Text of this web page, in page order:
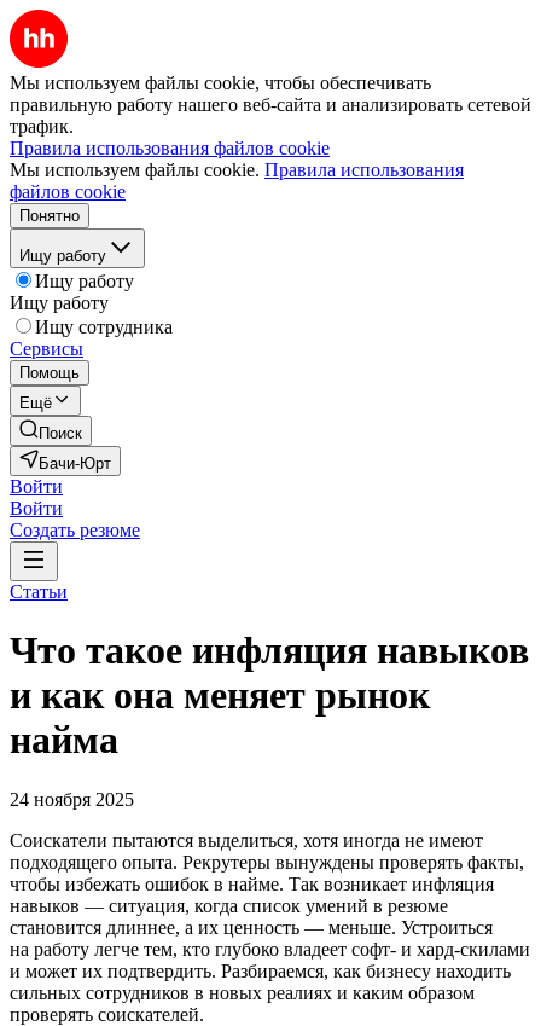
Мы используем файлы cookie, чтобы обеспечивать
правильную работу нашего веб-сайта и анализировать сетевой
трафик.
Правила использования файлов cookie
Мы используем файлы cookie. Правила использования
файлов cookie
Понятно
Ищу работу
Ищу работу
Ищу работу
Ищу сотрудника
Сервисы
Помощь
Ещё
Поиск
Бачи-Юрт
Войти
Войти
Создать резюме
Статьи
Что такое инфляция навыков
и как она меняет рынок
найма
24 ноября 2025
Соискатели пытаются выделиться, хотя иногда не имеют
подходящего опыта. Рекрутеры вынуждены проверять факты,
чтобы избежать ошибок в найме. Так возникает инфляция
навыков — ситуация, когда список умений в резюме
становится длиннее, а их ценность — меньше. Устроиться
на работу легче тем, кто глубоко владеет софт- и хард-скилами
и может их подтвердить. Разбираемся, как бизнесу находить
сильных сотрудников в новых реалиях и каким образом
проверять соискателей.